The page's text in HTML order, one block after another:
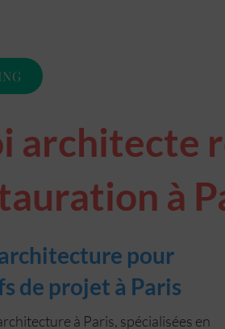
architecte
à
pour
de projet à Paris
à Paris, spécialisées en